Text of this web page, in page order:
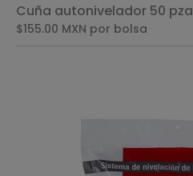
Cuña autonivelador 50 pza
$155.00 MXN por bolsa